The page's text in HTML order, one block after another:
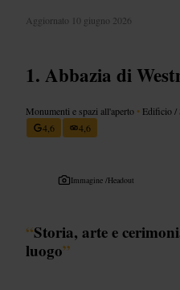
Aggiornato 10 giugno 2026
Abbazia di
Monumenti e spazi all'aperto • Edificio /
4,6
4,6
Immagine /Headout
“Storia, arte e
luogo”